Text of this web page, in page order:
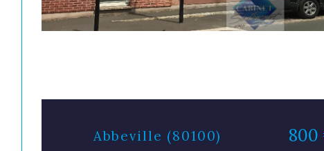
Abbeville (80100)